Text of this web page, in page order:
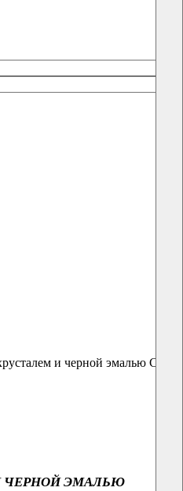
и черной эмалью
ЧЕРНОЙ ЭМАЛЬЮ